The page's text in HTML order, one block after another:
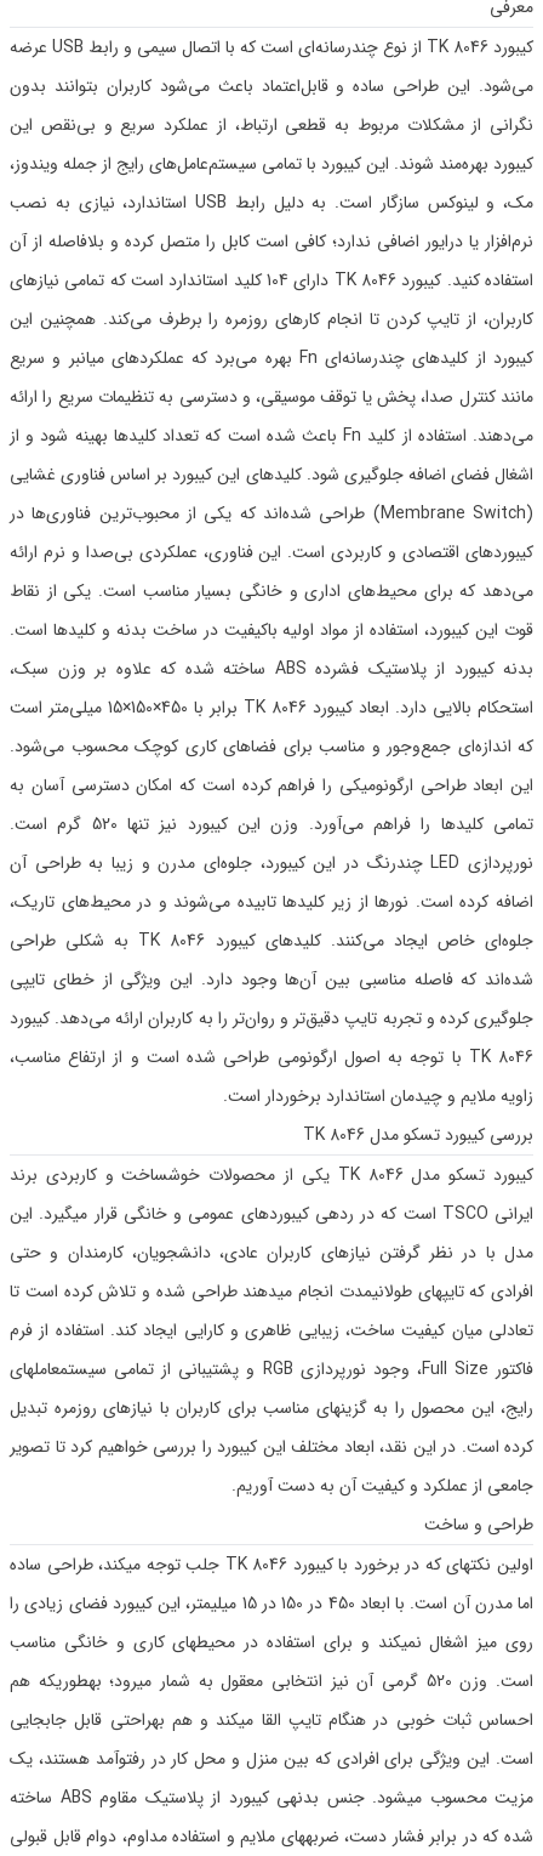
معرفی
کیبورد TK 8046 از نوع چندرسانه‌ای است که با اتصال سیمی و رابط USB عرضه
می‌شود. این طراحی ساده و قابل‌اعتماد باعث می‌شود کاربران بتوانند بدون
نگرانی از مشکلات مربوط به قطعی ارتباط، از عملکرد سریع و بی‌نقص این
کیبورد بهره‌مند شوند. این کیبورد با تمامی سیستم‌عامل‌های رایج از جمله ویندوز،
مک، و لینوکس سازگار است. به دلیل رابط USB استاندارد، نیازی به نصب
نرم‌افزار یا درایور اضافی ندارد؛ کافی است کابل را متصل کرده و بلافاصله از آن
استفاده کنید. کیبورد TK 8046 دارای 104 کلید استاندارد است که تمامی نیازهای
کاربران، از تایپ کردن تا انجام کارهای روزمره را برطرف می‌کند. همچنین این
کیبورد از کلیدهای چندرسانه‌ای Fn بهره می‌برد که عملکردهای میانبر و سریع
مانند کنترل صدا، پخش یا توقف موسیقی، و دسترسی به تنظیمات سریع را ارائه
می‌دهند. استفاده از کلید Fn باعث شده است که تعداد کلیدها بهینه شود و از
اشغال فضای اضافه جلوگیری شود. کلیدهای این کیبورد بر اساس فناوری غشایی
(Membrane Switch) طراحی شده‌اند که یکی از محبوب‌ترین فناوری‌ها در
کیبوردهای اقتصادی و کاربردی است. این فناوری، عملکردی بی‌صدا و نرم ارائه
می‌دهد که برای محیط‌های اداری و خانگی بسیار مناسب است. یکی از نقاط
قوت این کیبورد، استفاده از مواد اولیه باکیفیت در ساخت بدنه و کلیدها است.
بدنه کیبورد از پلاستیک فشرده ABS ساخته شده که علاوه بر وزن سبک،
استحکام بالایی دارد. ابعاد کیبورد TK 8046 برابر با 450×150×15 میلی‌متر است
که اندازه‌ای جمع‌وجور و مناسب برای فضاهای کاری کوچک محسوب می‌شود.
این ابعاد طراحی ارگونومیکی را فراهم کرده است که امکان دسترسی آسان به
تمامی کلیدها را فراهم می‌آورد. وزن این کیبورد نیز تنها 520 گرم است.
نورپردازی LED چندرنگ در این کیبورد، جلوه‌ای مدرن و زیبا به طراحی آن
اضافه کرده است. نورها از زیر کلیدها تابیده می‌شوند و در محیط‌های تاریک،
جلوه‌ای خاص ایجاد می‌کنند. کلیدهای کیبورد TK 8046 به شکلی طراحی
شده‌اند که فاصله مناسبی بین آن‌ها وجود دارد. این ویژگی از خطای تایپی
جلوگیری کرده و تجربه تایپ دقیق‌تر و روان‌تر را به کاربران ارائه می‌دهد. کیبورد
TK 8046 با توجه به اصول ارگونومی طراحی شده است و از ارتفاع مناسب،
زاویه ملایم و چیدمان استاندارد برخوردار است.
بررسی کیبورد تسکو مدل TK 8046
کیبورد تسکو مدل TK 8046 یکی از محصولات خوشساخت و کاربردی برند
ایرانی TSCO است که در ردهی کیبوردهای عمومی و خانگی قرار میگیرد. این
مدل با در نظر گرفتن نیازهای کاربران عادی، دانشجویان، کارمندان و حتی
افرادی که تایپهای طولانیمدت انجام میدهند طراحی شده و تلاش کرده است تا
تعادلی میان کیفیت ساخت، زیبایی ظاهری و کارایی ایجاد کند. استفاده از فرم
فاکتور Full Size، وجود نورپردازی RGB و پشتیبانی از تمامی سیستمعاملهای
رایج، این محصول را به گزینهای مناسب برای کاربران با نیازهای روزمره تبدیل
کرده است. در این نقد، ابعاد مختلف این کیبورد را بررسی خواهیم کرد تا تصویر
جامعی از عملکرد و کیفیت آن به دست آوریم.
طراحی و ساخت
اولین نکتهای که در برخورد با کیبورد TK 8046 جلب توجه میکند، طراحی ساده
اما مدرن آن است. با ابعاد 450 در 150 در 15 میلیمتر، این کیبورد فضای زیادی را
روی میز اشغال نمیکند و برای استفاده در محیطهای کاری و خانگی مناسب
است. وزن 520 گرمی آن نیز انتخابی معقول به شمار میرود؛ بهطوریکه هم
احساس ثبات خوبی در هنگام تایپ القا میکند و هم بهراحتی قابل جابجایی
است. این ویژگی برای افرادی که بین منزل و محل کار در رفتوآمد هستند، یک
مزیت محسوب میشود. جنس بدنهی کیبورد از پلاستیک مقاوم ABS ساخته
شده که در برابر فشار دست، ضربههای ملایم و استفاده مداوم، دوام قابل قبولی